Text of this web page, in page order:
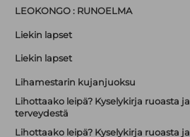
LEOKONGO : RUNOELMA
Liekin lapset
Liekin lapset
Lihamestarin kujanjuoksu
Lihottaako leipä? Kyselykirja ruoasta ja
terveydestä
Lihottaako leipä? Kyselykirja ruoasta ja